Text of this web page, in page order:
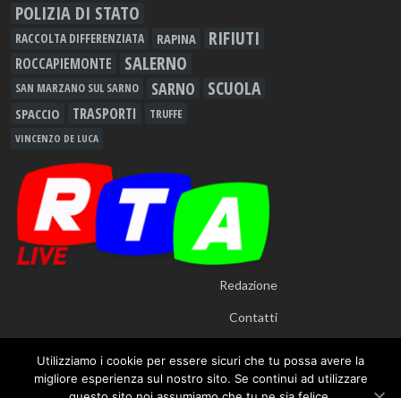
POLIZIA DI STATO
RACCOLTA DIFFERENZIATA RAPINA RIFIUTI
ROCCAPIEMONTE SALERNO
SAN MARZANO SUL SARNO SARNO SCUOLA
SPACCIO TRASPORTI TRUFFE
VINCENZO DE LUCA
Redazione
Contatti
Utilizziamo i cookie per essere sicuri che tu possa avere la
migliore esperienza sul nostro sito. Se continui ad utilizzare